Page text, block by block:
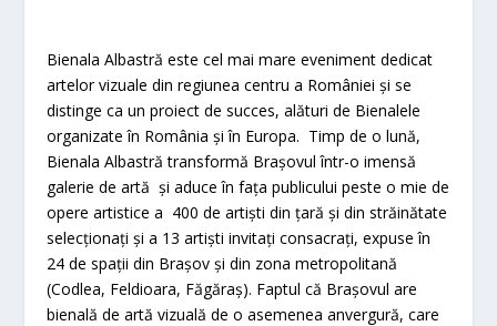
Bienala Albastră este cel mai mare eveniment dedicat
artelor vizuale din regiunea centru a României și se
distinge ca un proiect de succes, alături de Bienalele
organizate în România și în Europa. Timp de o lună,
Bienala Albastră transformă Brașovul într-o imensă
galerie de artă și aduce în fața publicului peste o mie de
opere artistice a 400 de artiști din țară și din străinătate
selecționați și a 13 artiști invitați consacrați, expuse în
24 de spații din Brașov și din zona metropolitană
(Codlea, Feldioara, Făgăraș). Faptul că Brașovul are
bienală de artă vizuală de o asemenea anvergură, care